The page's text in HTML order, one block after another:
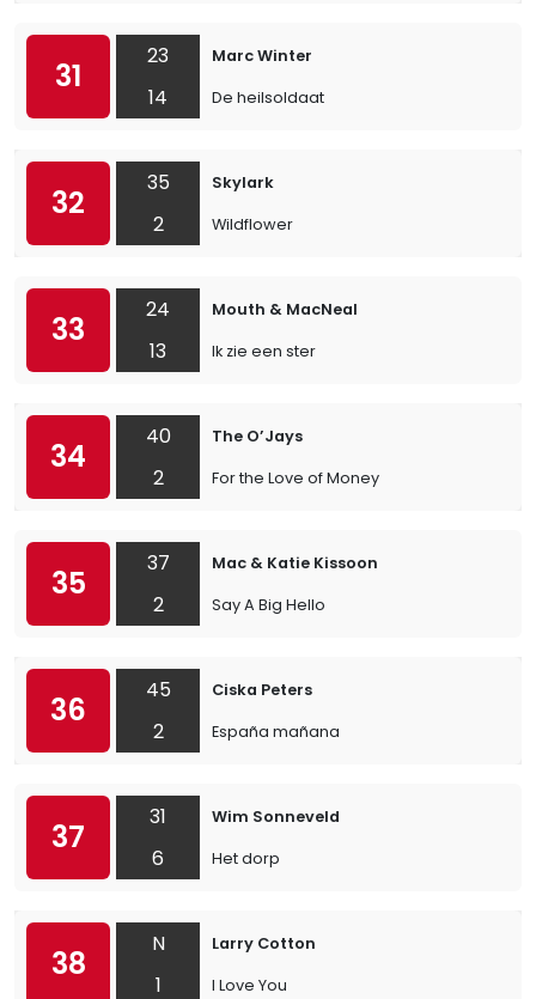
31
23
14
Marc Winter
De heilsoldaat
32
35
2
Skylark
Wildflower
33
24
13
Mouth & MacNeal
Ik zie een ster
34
40
2
The O’Jays
For the Love of Money
35
37
2
Mac & Katie Kissoon
Say A Big Hello
36
45
2
Ciska Peters
España mañana
37
31
6
Wim Sonneveld
Het dorp
38
N
1
Larry Cotton
I Love You